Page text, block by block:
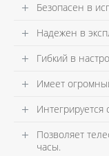
Безопасен в
Надежен в
Гибкий в
Имеет
Позволяет
часы.